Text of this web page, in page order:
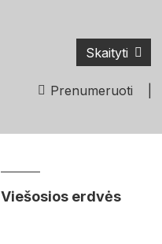
Skaityti
Prenumeruoti
Viešosios erdvės